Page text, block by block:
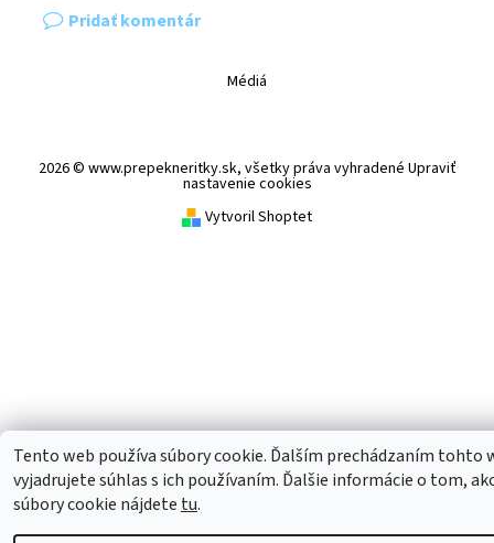
Pridať komentár
Médiá
2026 © www.prepekneritky.sk, všetky práva vyhradené Upraviť
nastavenie cookies
Vytvoril Shoptet
Tento web používa súbory cookie. Ďalším prechádzaním tohto
vyjadrujete súhlas s ich používaním. Ďalšie informácie o tom,
súbory cookie nájdete tu.